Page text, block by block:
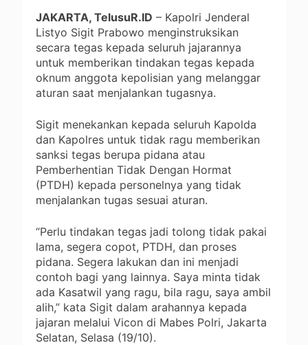
JAKARTA, TelusuR.ID – Kapolri Jenderal
Listyo Sigit Prabowo menginstruksikan
secara tegas kepada seluruh jajarannya
untuk memberikan tindakan tegas kepada
oknum anggota kepolisian yang melanggar
aturan saat menjalankan tugasnya.
Sigit menekankan kepada seluruh Kapolda
dan Kapolres untuk tidak ragu memberikan
sanksi tegas berupa pidana atau
Pemberhentian Tidak Dengan Hormat
(PTDH) kepada personelnya yang tidak
menjalankan tugas sesuai aturan.
“Perlu tindakan tegas jadi tolong tidak pakai
lama, segera copot, PTDH, dan proses
pidana. Segera lakukan dan ini menjadi
contoh bagi yang lainnya. Saya minta tidak
ada Kasatwil yang ragu, bila ragu, saya ambil
alih,” kata Sigit dalam arahannya kepada
jajaran melalui Vicon di Mabes Polri, Jakarta
Selatan, Selasa (19/10).